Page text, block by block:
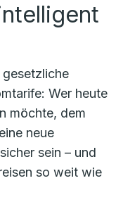
gesetzliche
Wer heute
möchte, dem
neue
sein – und
so weit wie